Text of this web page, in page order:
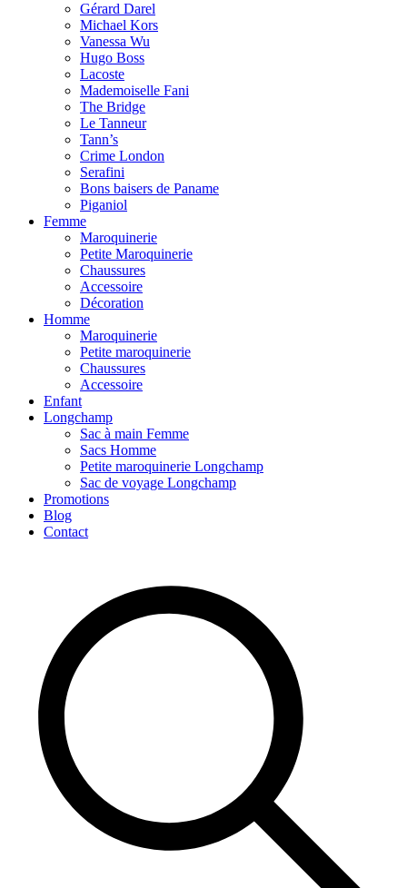
Gérard Darel
Michael Kors
Vanessa Wu
Hugo Boss
Lacoste
Mademoiselle Fani
The Bridge
Le Tanneur
Tann’s
Crime London
Serafini
Bons baisers de Paname
Piganiol
Femme
Maroquinerie
Petite Maroquinerie
Chaussures
Accessoire
Décoration
Homme
Maroquinerie
Petite maroquinerie
Chaussures
Accessoire
Enfant
Longchamp
Sac à main Femme
Sacs Homme
Petite maroquinerie Longchamp
Sac de voyage Longchamp
Promotions
Blog
Contact